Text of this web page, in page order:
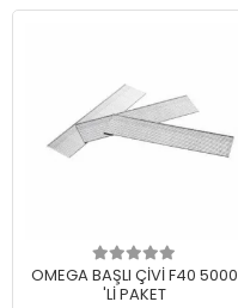
OMEGA BAŞLI ÇİVİ F40 5000
'Lİ PAKET